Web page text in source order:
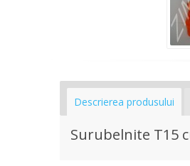
Descrierea produsului
Surubelnite Т15